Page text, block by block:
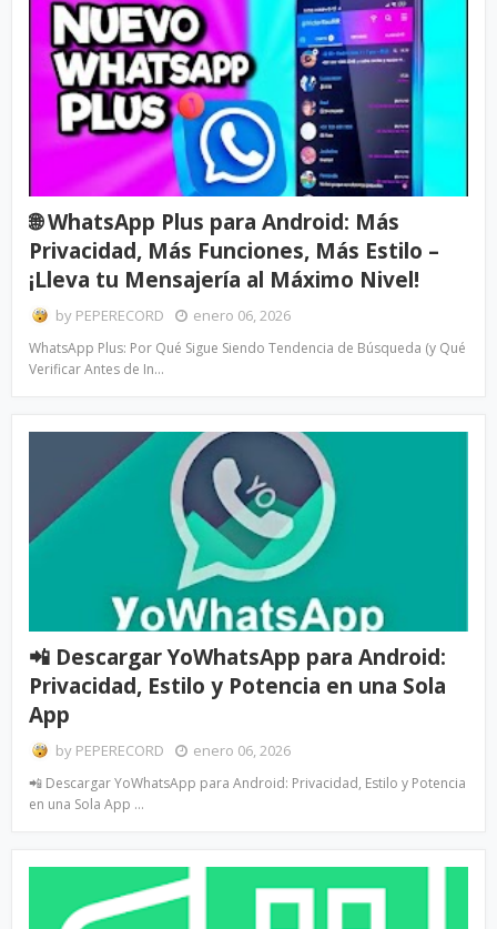
🌐 WhatsApp Plus para Android: Más
Privacidad, Más Funciones, Más Estilo –
¡Lleva tu Mensajería al Máximo Nivel!
by PEPERECORD enero 06, 2026
WhatsApp Plus: Por Qué Sigue Siendo Tendencia de Búsqueda (y Qué
Verificar Antes de In…
📲 Descargar YoWhatsApp para Android:
Privacidad, Estilo y Potencia en una Sola
App
by PEPERECORD enero 06, 2026
📲 Descargar YoWhatsApp para Android: Privacidad, Estilo y Potencia
en una Sola App …